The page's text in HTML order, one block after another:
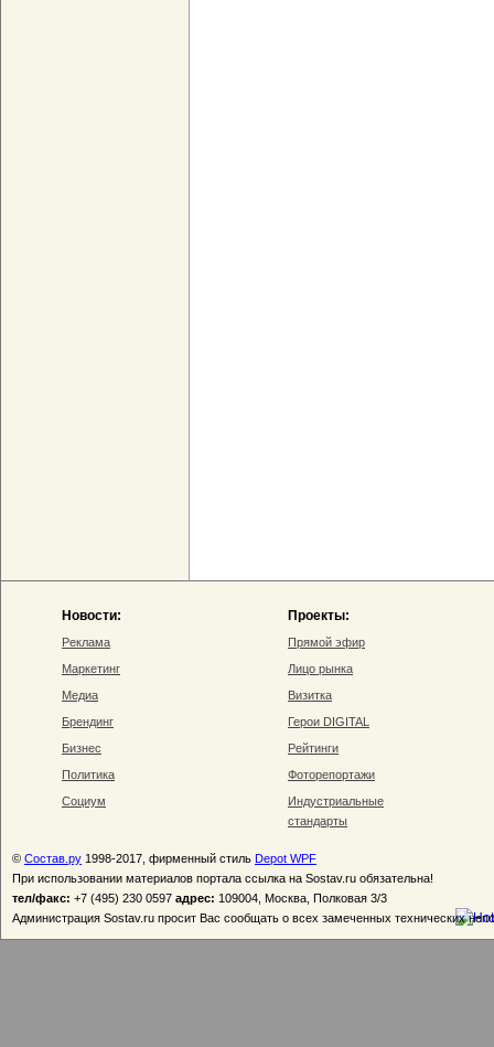
Новости:
Реклама
Маркетинг
Медиа
Брендинг
Бизнес
Политика
Социум
Проекты:
Прямой эфир
Лицо рынка
Визитка
Герои DIGITAL
Рейтинги
Фоторепортажи
Индустриальные
стандарты
© Состав.ру 1998-2017, фирменный стиль Depot WPF
При использовании материалов портала ссылка на Sostav.ru обязательна!
тел/факс: +7 (495) 230 0597 адрес: 109004, Москва, Полковая 3/3
Администрация Sostav.ru просит Вас сообщать о всех замеченных технических